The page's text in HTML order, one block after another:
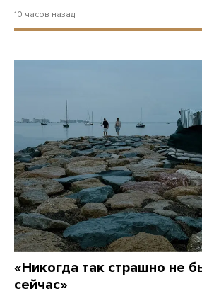
10 часов назад
«Никогда так страшно не
сейчас»